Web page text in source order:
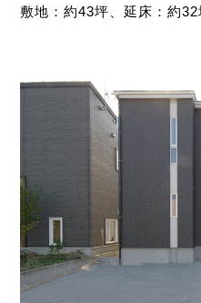
敷地：約43坪、延床：約32